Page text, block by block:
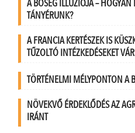
A BŐSÉG ILLÚZIÓJA – HOGYAN
TÁNYÉRUNK?
A FRANCIA KERTÉSZEK IS
TŰZOLTÓ INTÉZKEDÉSEKET
TÖRTÉNELMI MÉLYPONTON A
NÖVEKVŐ ÉRDEKLŐDÉS AZ
IRÁNT